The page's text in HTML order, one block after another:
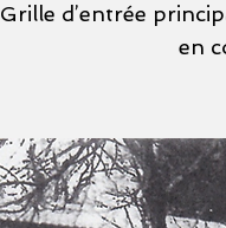
Grille d’entrée
en